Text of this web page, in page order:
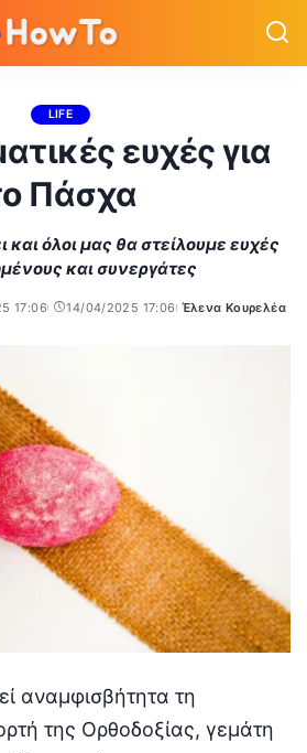
LIFE
ευχές για
Πάσχα
και όλοι μας θα στείλουμε ευχές
και συνεργάτες
17:06 14/04/2025 17:06
Posted
Έλενα Κουρελέα
αναμφισβήτητα τη
της Ορθοδοξίας, γεμάτη